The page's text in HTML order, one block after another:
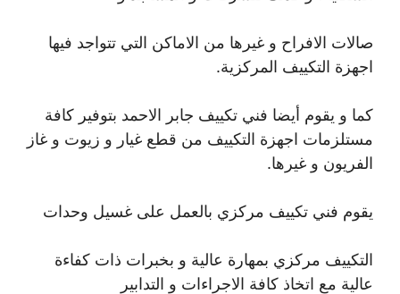
صالات الافراح و غيرها من الاماكن التي تتواجد فيها
اجهزة التكييف المركزية.
كما و يقوم أيضا فني تكييف جابر الاحمد بتوفير كافة
مستلزمات اجهزة التكييف من قطع غيار و زيوت و غاز
الفريون و غيرها.
يقوم فني تكييف مركزي بالعمل على غسيل وحدات
التكييف مركزي بمهارة عالية و بخبرات ذات كفاءة
عالية مع اتخاذ كافة الاجراءات و التدابير